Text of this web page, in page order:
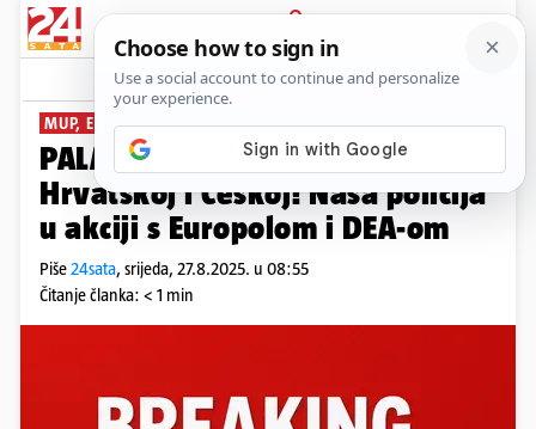
PRIJAVA
News Komentari
MUP, EUROPOL I DEA
PALA NARKO BANDA Uhićenja u
Hrvatskoj i Češkoj! Naša policija
u akciji s Europolom i DEA-om
Piše24sata, srijeda, 27.8.2025. u 08:55
Čitanje članka: < 1 min